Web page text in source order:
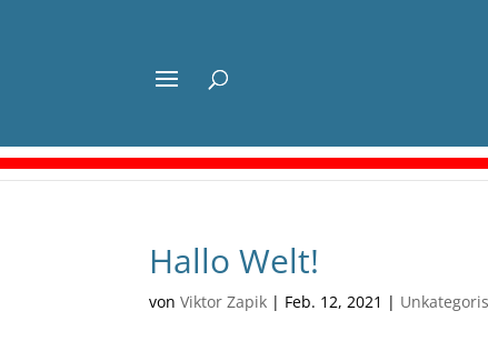
Hallo Welt!
vonViktor Zapik | Feb. 12, 2021 |